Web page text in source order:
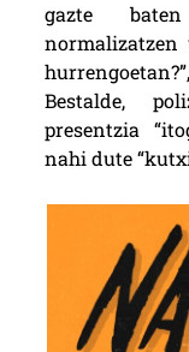
gazte
normalizatzen
Bestalde,
presentzia
nahi dute